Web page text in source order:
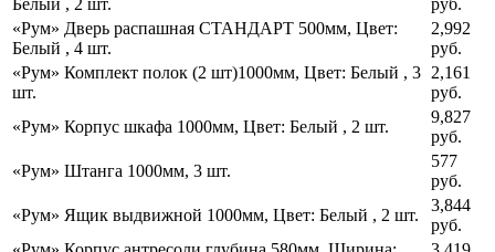
«Рум» Дверь распашная СТАНДАРТ 500мм, Цвет:
Белый , 4 шт.
2,992
руб.
«Рум» Комплект полок (2 шт)1000мм, Цвет: Белый , 3
шт.
2,161
руб.
«Рум» Корпус шкафа 1000мм, Цвет: Белый , 2 шт.
9,827
руб.
«Рум» Штанга 1000мм, 3 шт.
577
руб.
«Рум» Ящик выдвижной 1000мм, Цвет: Белый , 2 шт.
3,844
руб.